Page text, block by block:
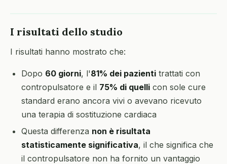
I risultati dello studio
I risultati hanno mostrato che:
Dopo 60 giorni, l'81% dei pazienti trattati con
contropulsatore e il 75% di quelli con sole cure
standard erano ancora vivi o avevano ricevuto
una terapia di sostituzione cardiaca
Questa differenza non è risultata
statisticamente significativa, il che significa che
il contropulsatore non ha fornito un vantaggio